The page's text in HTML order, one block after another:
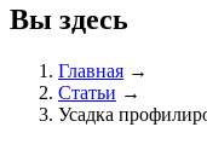
Вы здесь
Главная →
Статьи →
Усадка